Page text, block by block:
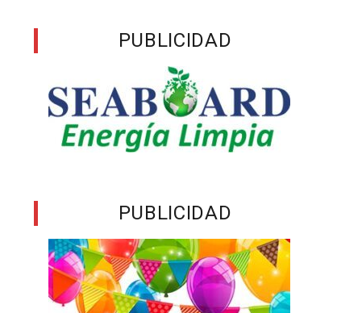
PUBLICIDAD
PUBLICIDAD